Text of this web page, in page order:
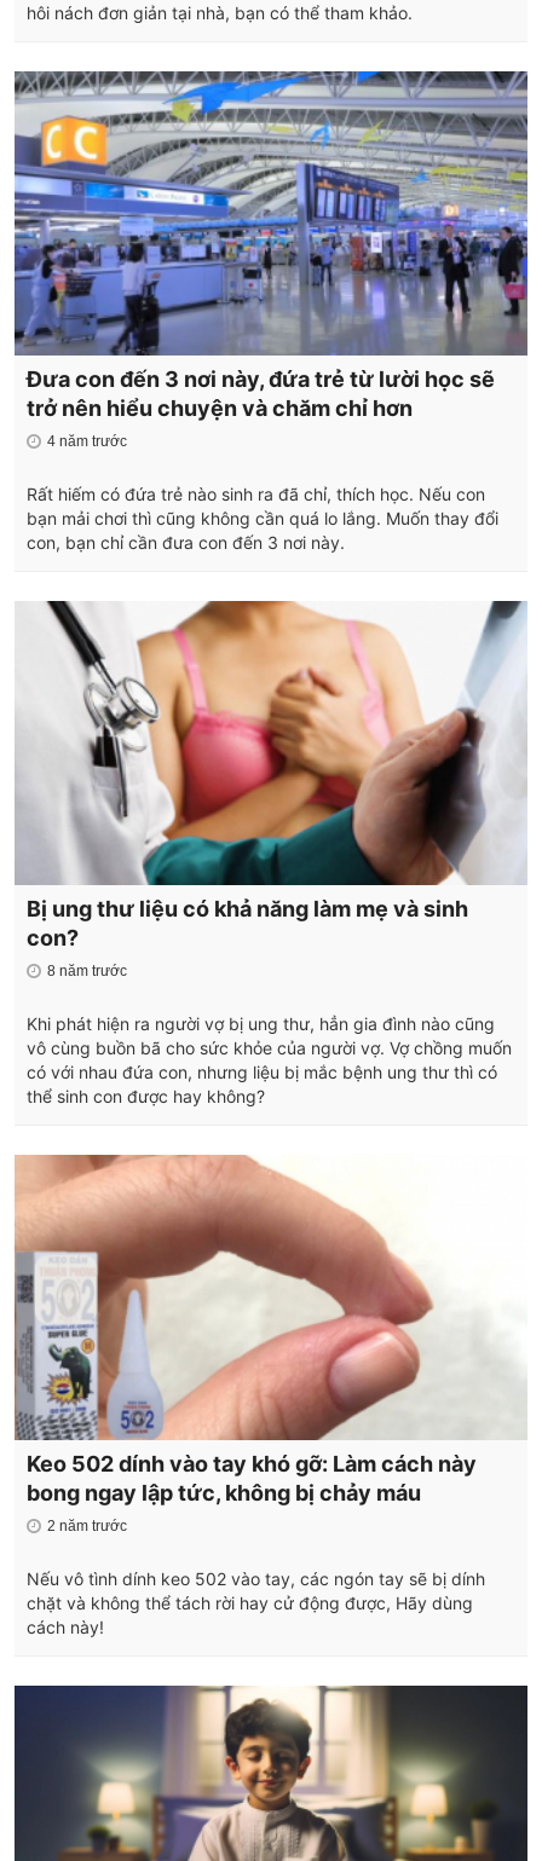
hôi nách đơn giản tại nhà, bạn có thể tham khảo.
Đưa con đến 3 nơi này, đứa trẻ từ lười học sẽ
trở nên hiểu chuyện và chăm chỉ hơn
4 năm trước
Rất hiếm có đứa trẻ nào sinh ra đã chỉ, thích học. Nếu con
bạn mải chơi thì cũng không cần quá lo lắng. Muốn thay đổi
con, bạn chỉ cần đưa con đến 3 nơi này.
Bị ung thư liệu có khả năng làm mẹ và sinh
con?
8 năm trước
Khi phát hiện ra người vợ bị ung thư, hẳn gia đình nào cũng
vô cùng buồn bã cho sức khỏe của người vợ. Vợ chồng muốn
có với nhau đứa con, nhưng liệu bị mắc bệnh ung thư thì có
thể sinh con được hay không?
Keo 502 dính vào tay khó gỡ: Làm cách này
bong ngay lập tức, không bị chảy máu
2 năm trước
Nếu vô tình dính keo 502 vào tay, các ngón tay sẽ bị dính
chặt và không thể tách rời hay cử động được, Hãy dùng
cách này!